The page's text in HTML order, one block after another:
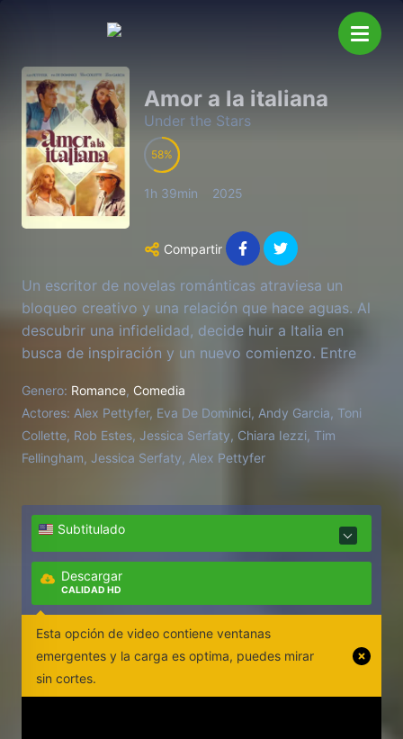
Amor a la italiana
Under the Stars
58
1h 39min 2025
Compartir
Un escritor de novelas románticas atraviesa un
bloqueo creativo y una relación que hace aguas. Al
descubrir una infidelidad, decide huir a Italia en
busca de inspiración y un nuevo comienzo. Entre
emociones a flor de piel, aprenderá que el amor
puede aparecer cuando menos se espera.
Genero: Romance, Comedia
Actores: Alex Pettyfer, Eva De Dominici, Andy Garcia, Toni
Collette, Rob Estes, Jessica Serfaty, Chiara Iezzi, Tim
Fellingham, Jessica Serfaty, Alex Pettyfer
Subtitulado
Descargar
CALIDAD HD
Esta opción de video contiene ventanas
emergentes y la carga es optima, puedes mirar
sin cortes.